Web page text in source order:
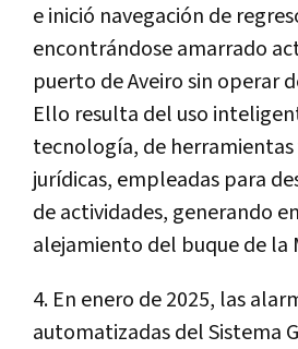
e inició navegación de
encontrándose amarrado
puerto de Aveiro sin operar
Ello resulta del uso
tecnología, de
jurídicas, empleadas para
de actividades, generando
alejamiento del buque de la
4. En enero de 2025, las
automatizadas del Sistema